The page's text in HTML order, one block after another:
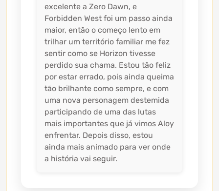
excelente a Zero Dawn, e
Forbidden West foi um passo ainda
maior, então o começo lento em
trilhar um território familiar me fez
sentir como se Horizon tivesse
perdido sua chama. Estou tão feliz
por estar errado, pois ainda queima
tão brilhante como sempre, e com
uma nova personagem destemida
participando de uma das lutas
mais importantes que já vimos Aloy
enfrentar. Depois disso, estou
ainda mais animado para ver onde
a história vai seguir.